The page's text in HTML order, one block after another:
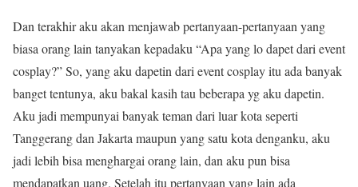
Dan terakhir aku akan menjawab pertanyaan-pertanyaan yang
biasa orang lain tanyakan kepadaku “Apa yang lo dapet dari event
cosplay?” So, yang aku dapetin dari event cosplay itu ada banyak
banget tentunya, aku bakal kasih tau beberapa yg aku dapetin.
Aku jadi mempunyai banyak teman dari luar kota seperti
Tanggerang dan Jakarta maupun yang satu kota denganku, aku
jadi lebih bisa menghargai orang lain, dan aku pun bisa
mendapatkan uang. Setelah itu pertanyaan yang lain ada